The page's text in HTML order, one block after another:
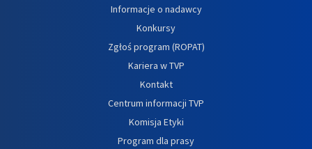
Informacje o nadawcy
Konkursy
Zgłoś program (ROPAT)
Kariera w TVP
Kontakt
Centrum informacji TVP
Komisja Etyki
Program dla prasy